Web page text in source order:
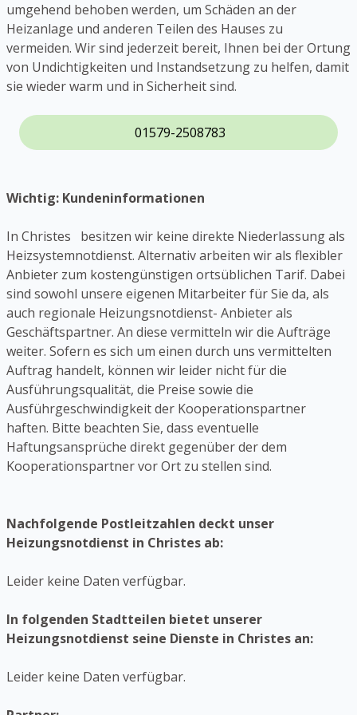
umgehend behoben werden, um Schäden an der
Heizanlage und anderen Teilen des Hauses zu
vermeiden. Wir sind jederzeit bereit, Ihnen bei der Ortung
von Undichtigkeiten und Instandsetzung zu helfen, damit
sie wieder warm und in Sicherheit sind.
01579-2508783
Wichtig: Kundeninformationen
In Christes besitzen wir keine direkte Niederlassung als
Heizsystemnotdienst. Alternativ arbeiten wir als flexibler
Anbieter zum kostengünstigen ortsüblichen Tarif. Dabei
sind sowohl unsere eigenen Mitarbeiter für Sie da, als
auch regionale Heizungsnotdienst- Anbieter als
Geschäftspartner. An diese vermitteln wir die Aufträge
weiter. Sofern es sich um einen durch uns vermittelten
Auftrag handelt, können wir leider nicht für die
Ausführungsqualität, die Preise sowie die
Ausführgeschwindigkeit der Kooperationspartner
haften. Bitte beachten Sie, dass eventuelle
Haftungsansprüche direkt gegenüber der dem
Kooperationspartner vor Ort zu stellen sind.
Nachfolgende Postleitzahlen deckt unser
Heizungsnotdienst in Christes ab:
Leider keine Daten verfügbar.
In folgenden Stadtteilen bietet unserer
Heizungsnotdienst seine Dienste in Christes an:
Leider keine Daten verfügbar.